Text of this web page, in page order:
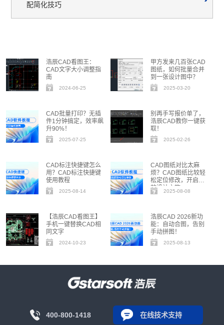
配简化技巧
浩辰CAD看图王：
CAD文字大小调整指
南
2024-06-25
甲方发来几百张CAD
图纸，如何批量合并
到一张设计图中？
2025-03-20
CAD批量打印？无插
件1分钟搞定，效率飙
升90%！
2025-07-25
别再手写报价单了，
浩辰CAD教你一键获
取！
2025-02-26
CAD标注快捷键怎么
用？CAD标注快捷键
使用教程
2025-08-14
CAD图纸对比太麻
烦？CAD图纸比较轻
松定位修改，开启高
效设计之旅
2025-08-08
【浩辰CAD看图王】
手机一键替换CAD相
同文字
2024-10-23
浩辰CAD 2026新功
能：自动合图，告别
手动拼图！
2025-08-13
400-800-1418 在线技术支持